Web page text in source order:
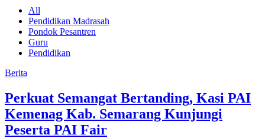
All
Pendidikan Madrasah
Pondok Pesantren
Guru
Pendidikan
Berita
Perkuat Semangat Bertanding, Kasi PAI
Kemenag Kab. Semarang Kunjungi
Peserta PAI Fair